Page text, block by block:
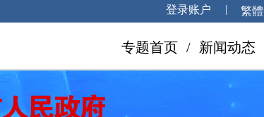
繁
专题首页 / 新闻动态